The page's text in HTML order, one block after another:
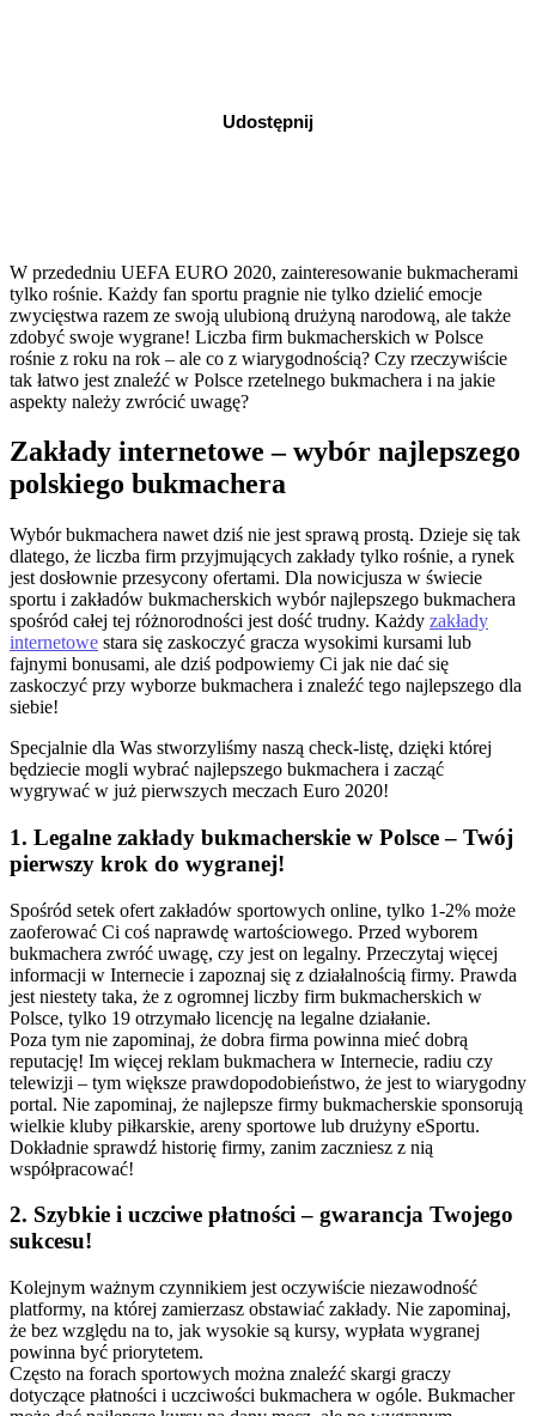
Udostępnij
W przededniu UEFA EURO 2020, zainteresowanie bukmacherami
tylko rośnie. Każdy fan sportu pragnie nie tylko dzielić emocje
zwycięstwa razem ze swoją ulubioną drużyną narodową, ale także
zdobyć swoje wygrane! Liczba firm bukmacherskich w Polsce
rośnie z roku na rok – ale co z wiarygodnością? Czy rzeczywiście
tak łatwo jest znaleźć w Polsce rzetelnego bukmachera i na jakie
aspekty należy zwrócić uwagę?
Zakłady internetowe – wybór najlepszego
polskiego bukmachera
Wybór bukmachera nawet dziś nie jest sprawą prostą. Dzieje się tak
dlatego, że liczba firm przyjmujących zakłady tylko rośnie, a rynek
jest dosłownie przesycony ofertami. Dla nowicjusza w świecie
sportu i zakładów bukmacherskich wybór najlepszego bukmachera
spośród całej tej różnorodności jest dość trudny. Każdy zakładу
internetowе stara się zaskoczyć gracza wysokimi kursami lub
fajnymi bonusami, ale dziś podpowiemy Ci jak nie dać się
zaskoczyć przy wyborze bukmachera i znaleźć tego najlepszego dla
siebie!
Specjalnie dla Was stworzyliśmy naszą check-listę, dzięki której
będziecie mogli wybrać najlepszego bukmachera i zacząć
wygrywać w już pierwszych meczach Euro 2020!
1. Legalne zakłady bukmacherskie w Polsce – Twój
pierwszy krok do wygranej!
Spośród setek ofert zakładów sportowych online, tylko 1-2% może
zaoferować Ci coś naprawdę wartościowego. Przed wyborem
bukmachera zwróć uwagę, czy jest on legalny. Przeczytaj więcej
informacji w Internecie i zapoznaj się z działalnością firmy. Prawda
jest niestety taka, że z ogromnej liczby firm bukmacherskich w
Polsce, tylko 19 otrzymało licencję na legalne działanie.
Poza tym nie zapominaj, że dobra firma powinna mieć dobrą
reputację! Im więcej reklam bukmachera w Internecie, radiu czy
telewizji – tym większe prawdopodobieństwo, że jest to wiarygodny
portal. Nie zapominaj, że najlepsze firmy bukmacherskie sponsorują
wielkie kluby piłkarskie, areny sportowe lub drużyny eSportu.
Dokładnie sprawdź historię firmy, zanim zaczniesz z nią
współpracować!
2. Szybkie i uczciwe płatności – gwarancja Twojego
sukcesu!
Kolejnym ważnym czynnikiem jest oczywiście niezawodność
platformy, na której zamierzasz obstawiać zakłady. Nie zapominaj,
że bez względu na to, jak wysokie są kursy, wypłata wygranej
powinna być priorytetem.
Często na forach sportowych można znaleźć skargi graczy
dotyczące płatności i uczciwości bukmachera w ogóle. Bukmacher